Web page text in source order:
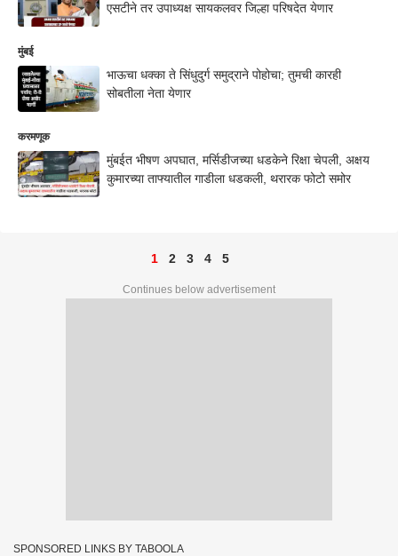
एसटीने तर उपाध्यक्ष सायकलवर जिल्हा परिषदेत येणार
मुंबई
भाऊचा धक्का ते सिंधुदुर्ग समुद्राने पोहोचा; तुमची कारही
सोबतीला नेता येणार
करमणूक
मुंबईत भीषण अपघात, मर्सिडीजच्या धडकेने रिक्षा चेपली, अक्षय
कुमारच्या ताफ्यातील गाडीला धडकली, थरारक फोटो समोर
1 2 3 4 5
Continues below advertisement
SPONSORED LINKS BY TABOOLA